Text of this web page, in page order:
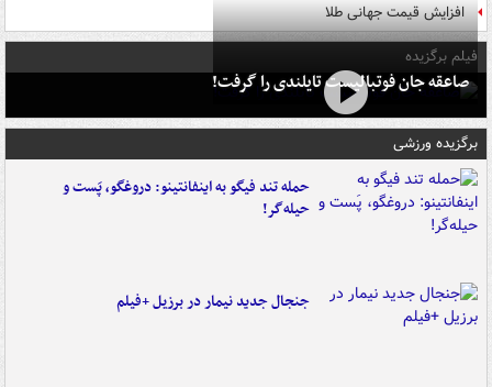
افزایش قیمت جهانی طلا
فیلم برگزیده
صاعقه جان فوتبالیست تایلندی را گرفت!
برگزیده ورزشی
حمله تند فیگو به اینفانتینو: دروغگو، پَست‌ و
حیله‌گر!
جنجال جدید نیمار در برزیل +فیلم